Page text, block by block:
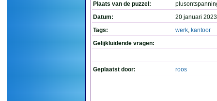
Plaats van de puzzel:
Datum:
20 januari
Tags:
werk, kantoor
Gelijkluidende vragen:
Geplaatst door: roos